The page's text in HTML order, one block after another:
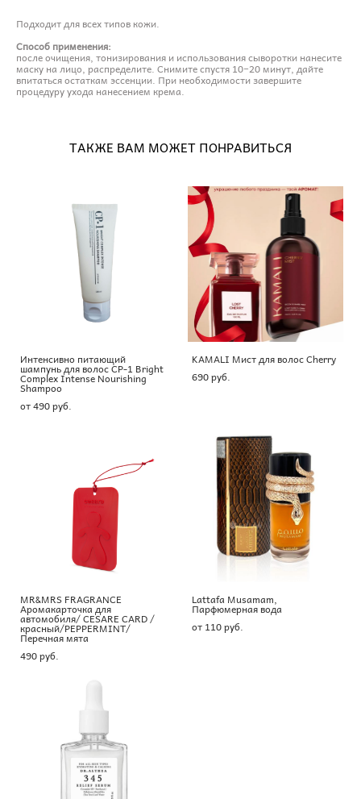
Подходит для всех типов кожи.
Способ применения:
после очищения, тонизирования и использования сыворотки нанесите
маску на лицо, распределите. Снимите спустя 10−20 минут, дайте
впитаться остаткам эссенции. При необходимости завершите
процедуру ухода нанесением крема.
ТАКЖЕ ВАМ МОЖЕТ ПОНРАВИТЬСЯ
Интенсивно питающий
шампунь для волос CP-1 Bright
Complex Intense Nourishing
Shampoo
от 490 pуб.
KAMALI Мист для волос Cherry
690 pуб.
MR&MRS FRAGRANCE
Аромакарточка для
автомобиля/ CESARE CARD /
красный/PEPPERMINT/
Перечная мята
490 pуб.
Lattafa Musamam,
Парфюмерная вода
от 110 pуб.